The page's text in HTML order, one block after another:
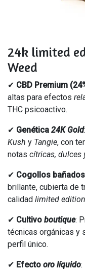
24k limited
Weed
✔ CBD Premium
altas para efectos
THC psicoactivo.
✔ Genética 24K Gold
Kush y Tangie, con
notas cítricas, dulces
✔ Cogollos
brillante, cubierta de
calidad limited edition
✔ Cultivo boutique:
técnicas orgánicas y
perfil único.
✔ Efecto oro líquido: